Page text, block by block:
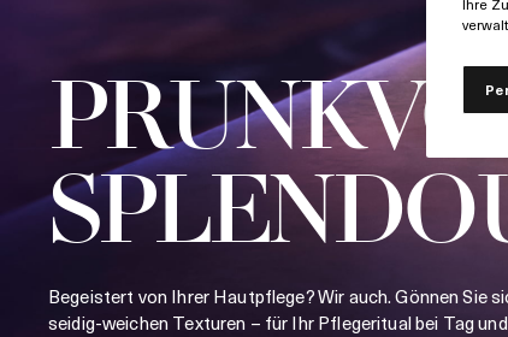
Begeistert von Ihrer Hautpflege? Wir auch. Gönnen Sie
seidig-weichen Texturen – für Ihr Pflege­ritual bei Tag